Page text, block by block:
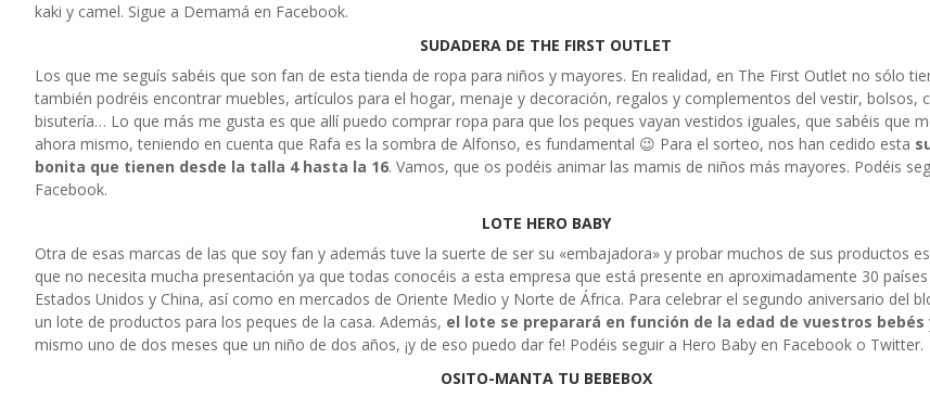
kaki y camel. Sigue a Demamá en Facebook.
SUDADERA DE THE FIRST OUTLET
Los que me seguís sabéis que son fan de esta tienda de ropa para niños y mayores. En realidad, en The First Outlet no sólo
también podréis encontrar muebles, artículos para el hogar, menaje y decoración, regalos y complementos del vestir, bolsos,
bisutería… Lo que más me gusta es que allí puedo comprar ropa para que los peques vayan vestidos iguales, que sabéis que
ahora mismo, teniendo en cuenta que Rafa es la sombra de Alfonso, es fundamental 😉 Para el sorteo, nos han cedido esta
bonita que tienen desde la talla 4 hasta la 16. Vamos, que os podéis animar las mamis de niños más mayores. Podéis
Facebook.
LOTE HERO BABY
Otra de esas marcas de las que soy fan y además tuve la suerte de ser su «embajadora» y probar muchos de sus productos
que no necesita mucha presentación ya que todas conocéis a esta empresa que está presente en aproximadamente 30
Estados Unidos y China, así como en mercados de Oriente Medio y Norte de África. Para celebrar el segundo aniversario del
un lote de productos para los peques de la casa. Además, el lote se preparará en función de la edad de vuestros bebés
mismo uno de dos meses que un niño de dos años, ¡y de eso puedo dar fe! Podéis seguir a Hero Baby en Facebook o Twitter.
OSITO-MANTA TU BEBEBOX